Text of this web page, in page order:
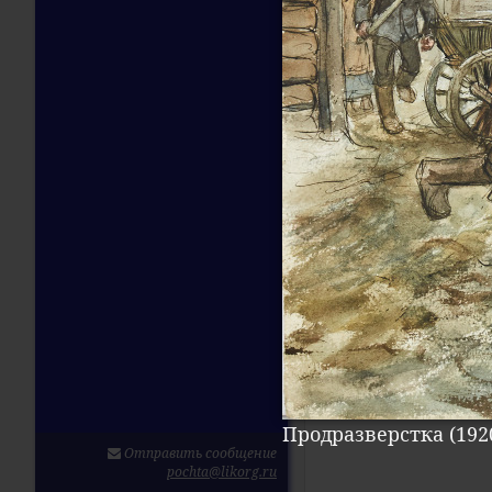
Продразверстка
Отправить сообщение
pochta@likorg.ru